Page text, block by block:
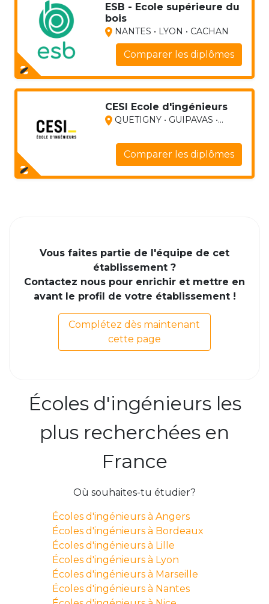
ESB - Ecole supérieure du
bois
NANTES • LYON • CACHAN
Comparer les diplômes
CESI Ecole d'ingénieurs
QUETIGNY • GUIPAVAS •...
Comparer les diplômes
Vous faites partie de l'équipe de cet
établissement ?
Contactez nous pour enrichir et mettre en
avant le profil de votre établissement !
Complétez dès maintenant
cette page
Écoles d'ingénieurs les
plus recherchées en
France
Où souhaites-tu étudier?
Écoles d'ingénieurs à Angers
Écoles d'ingénieurs à Bordeaux
Écoles d'ingénieurs à Lille
Écoles d'ingénieurs à Lyon
Écoles d'ingénieurs à Marseille
Écoles d'ingénieurs à Nantes